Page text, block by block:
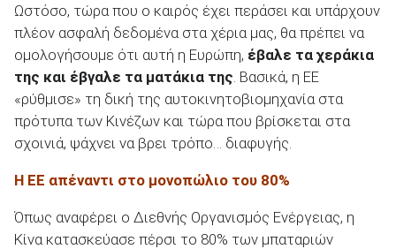
Ωστόσο, τώρα που ο καιρός έχει περάσει και υπάρχουν
πλέον ασφαλή δεδομένα στα χέρια μας, θα πρέπει να
ομολογήσουμε ότι αυτή η Ευρώπη, έβαλε τα χεράκια
της και έβγαλε τα ματάκια της . Βασικά, η ΕΕ
«ρύθμισε» τη δική της αυτοκινητοβιομηχανία στα
πρότυπα των Κινέζων και τώρα που βρίσκεται στα
σχοινιά, ψάχνει να βρει τρόπο… διαφυγής.
Η ΕΕ απέναντι στο μονοπώλιο του 80%
Όπως αναφέρει ο Διεθνής Οργανισμός Ενέργειας, η
Κίνα κατασκεύασε πέρσι το 80% των μπαταριών